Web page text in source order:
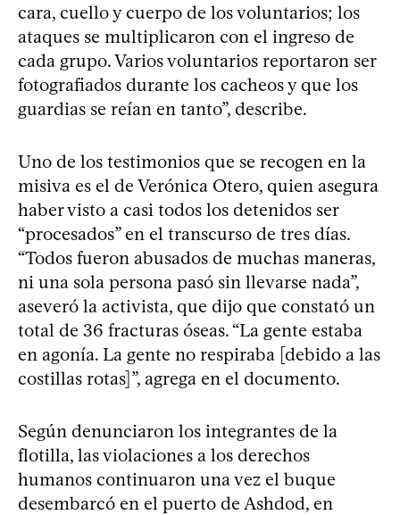
cara, cuello y cuerpo de los voluntarios; los
ataques se multiplicaron con el ingreso de
cada grupo. Varios voluntarios reportaron ser
fotografiados durante los cacheos y que los
guardias se reían en tanto”, describe.
Uno de los testimonios que se recogen en la
misiva es el de Verónica Otero, quien asegura
haber visto a casi todos los detenidos ser
“procesados” en el transcurso de tres días.
“Todos fueron abusados de muchas maneras,
ni una sola persona pasó sin llevarse nada”,
aseveró la activista, que dijo que constató un
total de 36 fracturas óseas. “La gente estaba
en agonía. La gente no respiraba [debido a las
costillas rotas]”, agrega en el documento.
Según denunciaron los integrantes de la
flotilla, las violaciones a los derechos
humanos continuaron una vez el buque
desembarcó en el puerto de Ashdod, en